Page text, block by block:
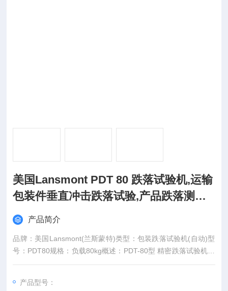
美国Lansmont PDT 80 跌落试验机,运输
包装件垂直冲击跌落试验,产品跌落测试,
跌落冲击分析,单双臂跌落碰撞台,GB 485
7.5,ISO 2248,ASTM D5276(进口 兰斯蒙
特)
产品简介
品牌：美国Lansmont(兰斯蒙特)类型：包装跌落试验机(自动)型
号：PDT80规格：负载80kg概述：PDT-80型 精密跌落试验机是
美国蓝氏Lansmont公司*受欢迎的高性价比跌落试验系统。其独
落试验的要求
产品型号：